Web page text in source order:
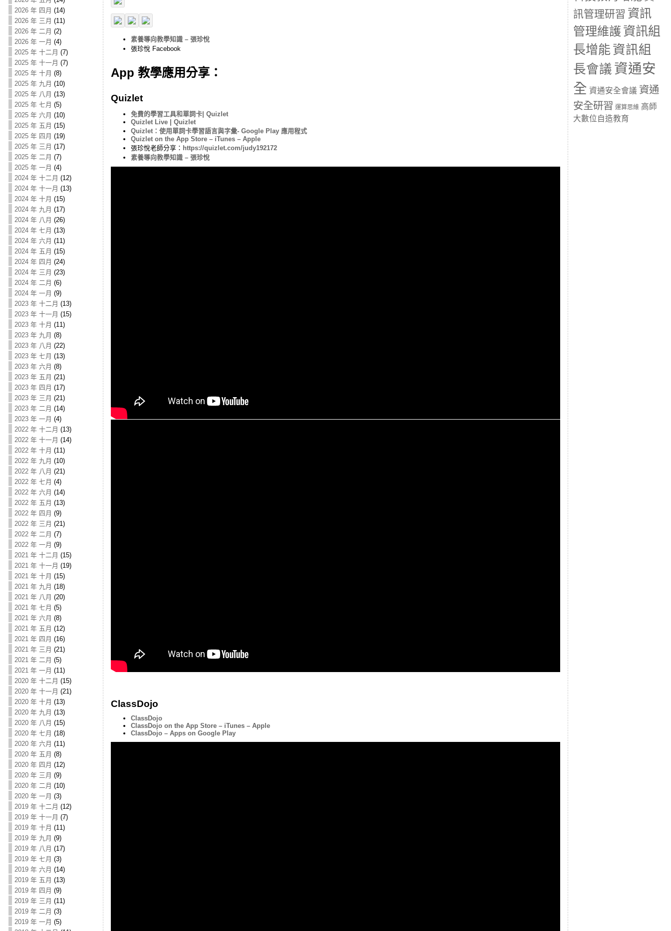
2026 年 四月 (14)
2026 年 三月 (11)
2026 年 二月 (2)
2026 年 一月 (4)
2025 年 十二月 (7)
2025 年 十一月 (7)
2025 年 十月 (8)
2025 年 九月 (10)
2025 年 八月 (13)
2025 年 七月 (5)
2025 年 六月 (10)
2025 年 五月 (15)
2025 年 四月 (19)
2025 年 三月 (17)
2025 年 二月 (7)
2025 年 一月 (4)
2024 年 十二月 (12)
2024 年 十一月 (13)
2024 年 十月 (15)
2024 年 九月 (17)
2024 年 八月 (26)
2024 年 七月 (13)
2024 年 六月 (11)
2024 年 五月 (15)
2024 年 四月 (24)
2024 年 三月 (23)
2024 年 二月 (6)
2024 年 一月 (9)
2023 年 十二月 (13)
2023 年 十一月 (15)
2023 年 十月 (11)
2023 年 九月 (8)
2023 年 八月 (22)
2023 年 七月 (13)
2023 年 六月 (8)
2023 年 五月 (21)
2023 年 四月 (17)
2023 年 三月 (21)
2023 年 二月 (14)
2023 年 一月 (4)
2022 年 十二月 (13)
2022 年 十一月 (14)
2022 年 十月 (11)
2022 年 九月 (10)
2022 年 八月 (21)
2022 年 七月 (4)
2022 年 六月 (14)
2022 年 五月 (13)
2022 年 四月 (9)
2022 年 三月 (21)
2022 年 二月 (7)
2022 年 一月 (9)
2021 年 十二月 (15)
2021 年 十一月 (19)
2021 年 十月 (15)
2021 年 九月 (18)
2021 年 八月 (20)
2021 年 七月 (5)
2021 年 六月 (8)
2021 年 五月 (12)
2021 年 四月 (16)
2021 年 三月 (21)
2021 年 二月 (5)
2021 年 一月 (11)
2020 年 十二月 (15)
2020 年 十一月 (21)
2020 年 十月 (13)
2020 年 九月 (13)
2020 年 八月 (15)
2020 年 七月 (18)
2020 年 六月 (11)
2020 年 五月 (8)
2020 年 四月 (12)
2020 年 三月 (9)
2020 年 二月 (10)
2020 年 一月 (3)
2019 年 十二月 (12)
2019 年 十一月 (7)
2019 年 十月 (11)
2019 年 九月 (9)
2019 年 八月 (17)
2019 年 七月 (3)
2019 年 六月 (14)
2019 年 五月 (13)
2019 年 四月 (9)
2019 年 三月 (11)
2019 年 二月 (3)
2019 年 一月 (5)
素養導向教學知識 – 張珍悅
張珍悅 Facebook
App 教學應用分享：
Quizlet
免費的學習工具和單詞卡| Quizlet
Quizlet Live | Quizlet
Quizlet：使用單詞卡學習語言與字彙- Google Play 應用程式
Quizlet on the App Store – iTunes – Apple
張珍悅老師分享： https://quizlet.com/judy192172
素養導向教學知識 – 張珍悅
ClassDojo
ClassDojo
ClassDojo on the App Store – iTunes – Apple
ClassDojo – Apps on Google Play
訊管理研習 資訊
管理維護 資訊組
長增能資訊組
長會議 資通安
全 資通安全會議 資通
安全研習 運算思維 高師
大數位自造教育